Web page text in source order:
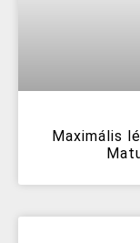
Maximális